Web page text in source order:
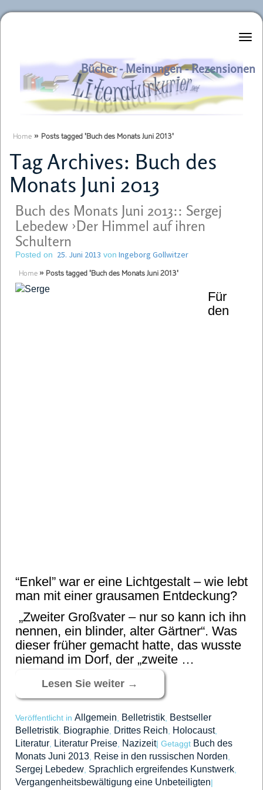
Literaturkurier.net
Bücher - Meinungen - Rezensionen
Home » Posts tagged 'Buch des Monats Juni 2013'
Tag Archives: Buch des
Monats Juni 2013
Buch des Monats Juni 2013:: Sergej
Lebedew ›Der Himmel auf ihren
Schultern
Posted on 25. Juni 2013 von Ingeborg Gollwitzer
Home » Posts tagged 'Buch des Monats Juni 2013'
Für
den
“Enkel” war er eine Lichtgestalt – wie lebt
man mit einer grausamen Entdeckung?
„Zweiter Großvater – nur so kann ich ihn
nennen, ein blinder, alter Gärtner“. Was
dieser früher gemacht hatte, das wusste
niemand im Dorf, der „zweite …
Lesen Sie weiter →
Veröffentlicht in Allgemein Belletristik Bestseller
Belletristik Biographie Drittes Reich Holocaust,
Literatur Literatur Preise Nazizeit| Getaggt Buch des
Monats Juni 2013 Reise in den russischen Norden
Sergej Lebedew Sprachlich ergreifendes Kunstwerk
Vergangenheitsbewältigung eine Unbeteiligten|